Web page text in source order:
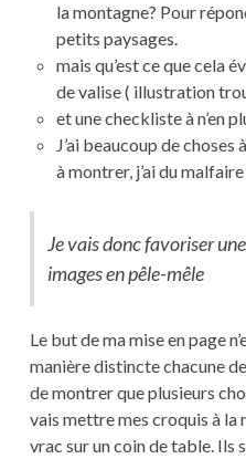
la montagne? Pour
petits paysages.
mais qu’est ce que cela
de valise ( illustration
et une checkliste à n’en
J’ai beaucoup de choses
à montrer, j’ai du
Je vais donc favoriser
images en pêle-mêle
Le but de ma mise en page
manière distincte chacune
de montrer que plusieurs
vais mettre mes croquis à la
vrac sur un coin de table. Ils